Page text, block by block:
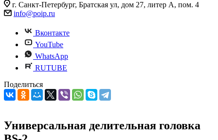
г. Санкт-Петербург, Братская ул, дом 27, литер А, пом. 4
info@poip.ru
Вконтакте
YouTube
WhatsApp
RUTUBE
Поделиться
Универсальная делительная головка